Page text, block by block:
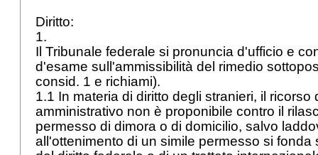
Diritto:
1.
Il Tribunale federale si pronuncia d'ufficio e
d'esame sull'ammissibilità del rimedio
consid. 1 e richiami).
1.1 In materia di diritto degli stranieri, il ricorso
amministrativo non è proponibile contro il
permesso di dimora o di domicilio, salvo
all'ottenimento di un simile permesso si fonda